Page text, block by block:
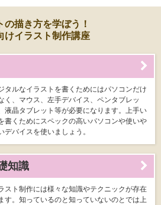
の描き方を学ぼう！
けイラスト制作講座
タルなイラストを書くためにはパソコンだけ
く、マウス、左手デバイス、ペンタブレッ
液晶タブレット等が必要になります。上手い
書くためにスペックの高いパソコンや使いや
デバイスを使いましょう。
知識
スト制作には様々な知識やテクニックが存在
す。知っているのと知っていないのとでは上